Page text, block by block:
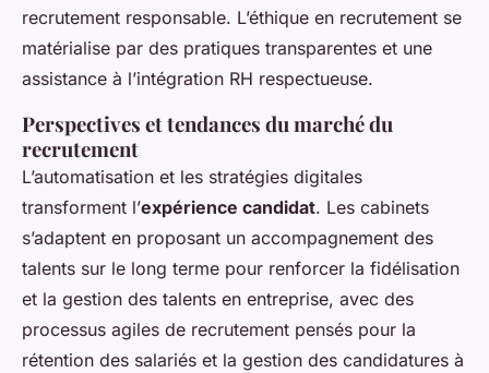
recrutement responsable. L’éthique en recrutement se
matérialise par des pratiques transparentes et une
assistance à l’intégration RH respectueuse.
Perspectives et tendances du marché du
recrutement
L’automatisation et les stratégies digitales
transforment l’expérience candidat. Les cabinets
s’adaptent en proposant un accompagnement des
talents sur le long terme pour renforcer la fidélisation
et la gestion des talents en entreprise, avec des
processus agiles de recrutement pensés pour la
rétention des salariés et la gestion des candidatures à